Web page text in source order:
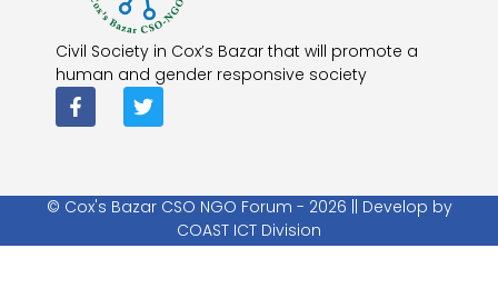
Civil Society in Cox’s Bazar that will promote a
human and gender responsive society
© Cox's Bazar CSO NGO Forum - 2026 || Develop by
COAST ICT Division